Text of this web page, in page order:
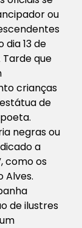
ou
dia 13 de
Tarde que
crianças
de
negras ou
a
como os
Alves.
de ilustres